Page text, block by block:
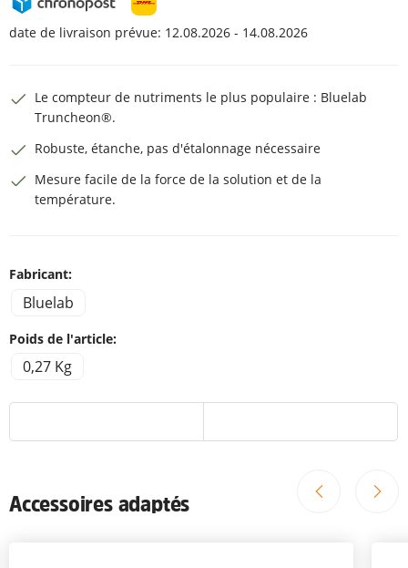
date de livraison prévue: 12.08.2026 - 14.08.2026
Le compteur de nutriments le plus populaire : Bluelab
Truncheon®.
Robuste, étanche, pas d'étalonnage nécessaire
Mesure facile de la force de la solution et de la
température.
Fabricant:
Bluelab
Poids de l'article:
0,27 Kg
Accessoires adaptés